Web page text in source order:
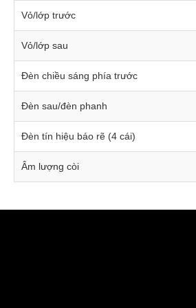
Vỏ/lớp trước
Vỏ/lớp sau
Đèn chiều sáng phía trước
Đèn sau/đèn phanh
Đèn tín hiệu báo rẽ (4 cái)
Âm lượng còi